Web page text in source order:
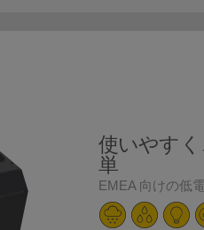
使いやす
単
EMEA 向けの低